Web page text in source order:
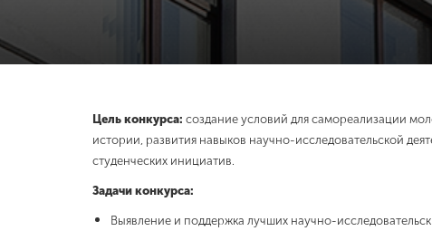
жизнь
Сведения об
образовательной
организации
Приемная
Цель конкурса: создание условий для самореализации
истории, развития навыков научно-исследовательской
студенческих инициатив.
Задачи конкурса:
Выявление и поддержка лучших научно-